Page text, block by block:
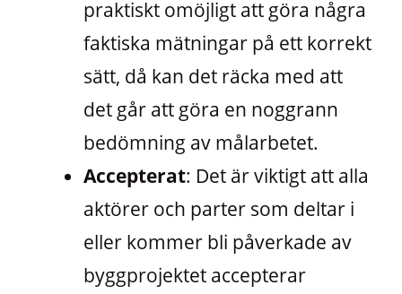
praktiskt omöjligt att göra några
faktiska mätningar på ett korrekt
sätt, då kan det räcka med att
det går att göra en noggrann
bedömning av målarbetet.
Accepterat: Det är viktigt att alla
aktörer och parter som deltar i
eller kommer bli påverkade av
byggprojektet accepterar